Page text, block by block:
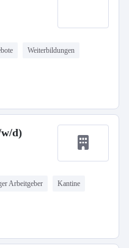
Weiterbildungen
d)
Arbeitgeber Kantine